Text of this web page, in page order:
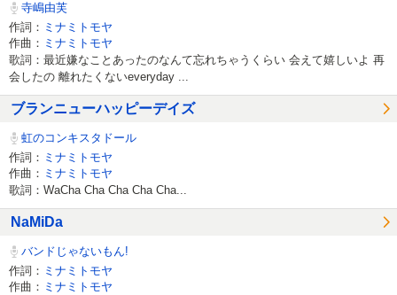
寺嶋由芙
作詞： ミナミトモヤ
作曲： ミナミトモヤ
歌詞：最近嫌なことあったのなんて忘れちゃうくらい 会えて嬉しいよ 再
会したの 離れたくないeveryday ...
ブランニューハッピーデイズ
虹のコンキスタドール
作詞： ミナミトモヤ
作曲： ミナミトモヤ
歌詞：WaCha Cha Cha Cha Cha...
NaMiDa
バンドじゃないもん!
作詞： ミナミトモヤ
作曲： ミナミトモヤ